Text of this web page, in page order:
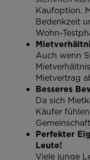
Kaufoption.
Bedenkzeit
Wohn-
Auch wenn
Mietvertrag
Besseres
Da sich
Käufer
Perfekter
Leute!
Viele junge